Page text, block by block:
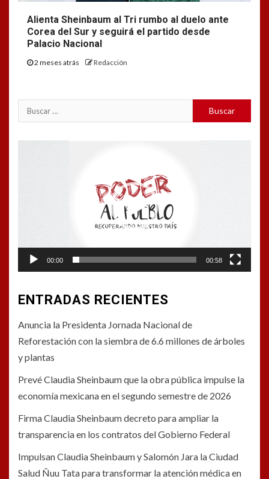
Alienta Sheinbaum al Tri rumbo al duelo ante
Corea del Sur y seguirá el partido desde
Palacio Nacional
2 meses atrás Redacción
Buscar:
00:00 00:58
ENTRADAS RECIENTES
Anuncia la Presidenta Jornada Nacional de
Reforestación con la siembra de 6.6 millones de árboles
y plantas
Prevé Claudia Sheinbaum que la obra pública impulse la
economía mexicana en el segundo semestre de 2026
Firma Claudia Sheinbaum decreto para ampliar la
transparencia en los contratos del Gobierno Federal
Impulsan Claudia Sheinbaum y Salomón Jara la Ciudad
Salud Ñuu Tata para transformar la atención médica en